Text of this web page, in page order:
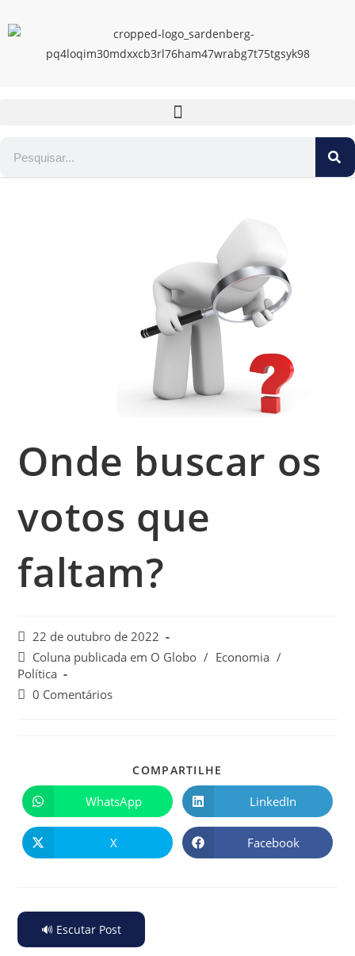
Onde buscar os
votos que
faltam?
22 de outubro de 2022
Coluna publicada em O Globo / Economia /
Política
0 Comentários
COMPARTILHE
WhatsApp LinkedIn
X Facebook
🔊 Escutar Post